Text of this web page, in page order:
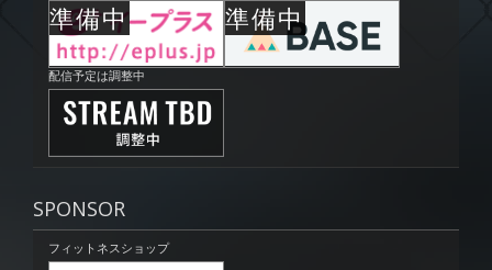
配信予定は調整中
SPONSOR
フィットネスショップ